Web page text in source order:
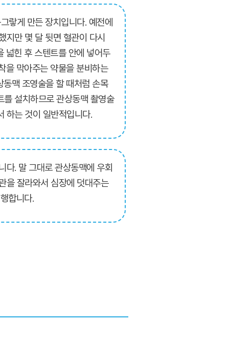
랗게 만든 장치입니다. 예전에
지만 몇 달 뒷면 혈관이 다시
넓힌 후 스텐트를 안에 넣어두
을 막아주는 약물을 분비하는
맥 조영술을 할 때처럼 손목
설치하므로 관상동맥 촬영술
하는 것이 일반적입니다.
다. 말 그대로 관상동맥에 우회
을 잘라와서 심장에 덧대주는
합니다.